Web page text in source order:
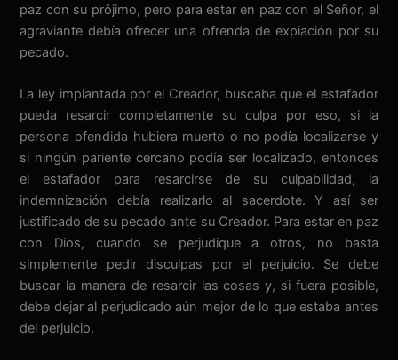
paz con su prójimo, pero para estar en paz con el Señor, el
agraviante debía ofrecer una ofrenda de expiación por su
pecado.
La ley implantada por el Creador, buscaba que el estafador
pueda resarcir completamente su culpa por eso, si la
persona ofendida hubiera muerto o no podía localizarse y
si ningún pariente cercano podía ser localizado, entonces
el estafador para resarcirse de su culpabilidad, la
indemnización debía realizarlo al sacerdote. Y así ser
justificado de su pecado ante su Creador. Para estar en paz
con Dios, cuando se perjudique a otros, no basta
simplemente pedir disculpas por el perjuicio. Se debe
buscar la manera de resarcir las cosas y, si fuera posible,
debe dejar al perjudicado aún mejor de lo que estaba antes
del perjuicio.